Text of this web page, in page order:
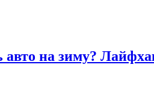
авто на зиму?